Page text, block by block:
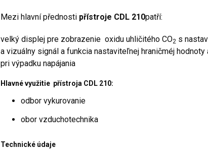
Mezi hlavní přednosti přístroje CDL 210patří:
velký displej pre zobrazenie oxidu uhličitého CO2 s
a vizuálny signál a funkcia nastaviteľnej hraničméj
pri výpadku napájania
Hlavné využitie přístroja CDL 210:
odbor vykurovanie
obor vzduchotechnika
Technické údaje